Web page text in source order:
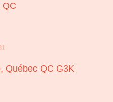
QC
Québec QC G3K